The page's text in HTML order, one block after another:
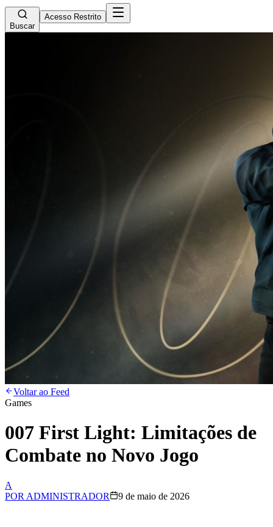
Buscar
Acesso Restrito
Voltar ao Feed
Games
007 First Light: Limitações de
Combate no Novo Jogo
A
POR ADMINISTRADOR 9 de maio de 2026